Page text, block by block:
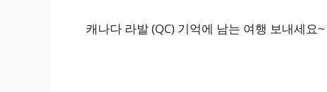
캐나다 라발 (QC) 기억에 남는 여행 보내세요~